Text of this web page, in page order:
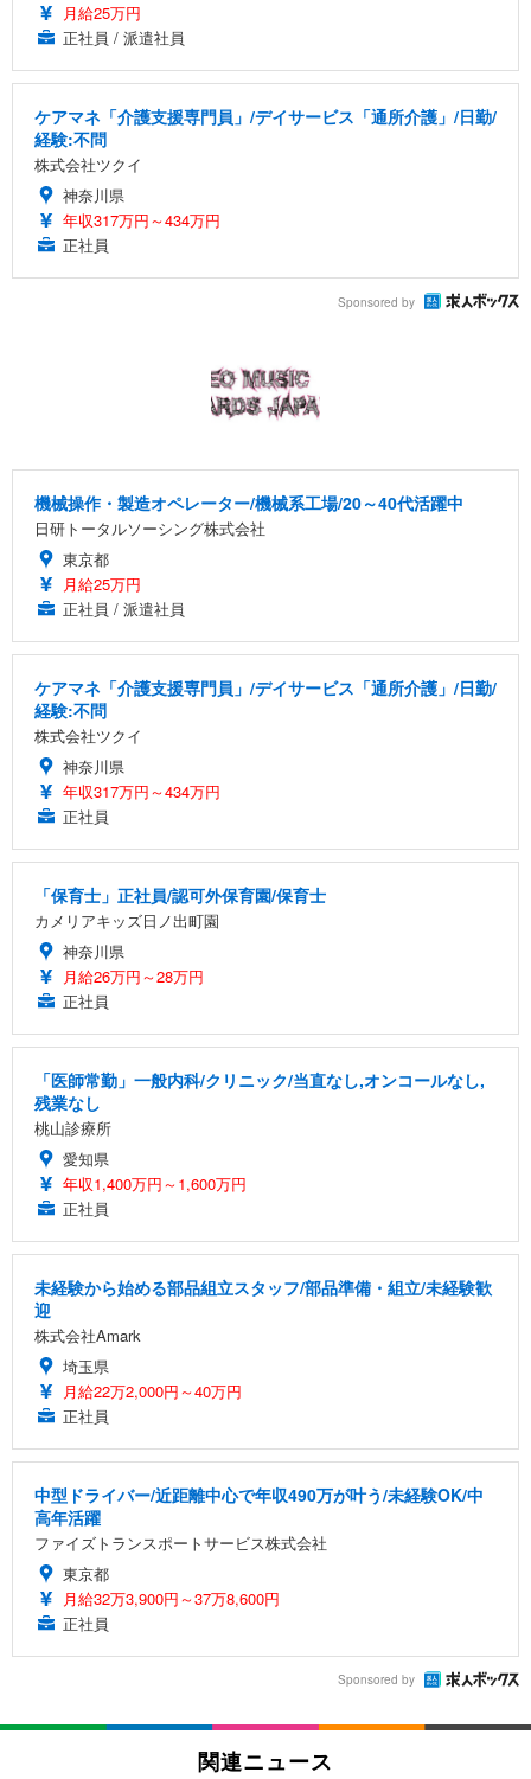
月給25万円
正社員 / 派遣社員
ケアマネ「介護支援専門員」/デイサービス「通所介護」/日勤/
経験:不問
株式会社ツクイ
神奈川県
年収317万円～434万円
正社員
Sponsored by
機械操作・製造オペレーター/機械系工場/20～40代活躍中
日研トータルソーシング株式会社
東京都
月給25万円
正社員 / 派遣社員
ケアマネ「介護支援専門員」/デイサービス「通所介護」/日勤/
経験:不問
株式会社ツクイ
神奈川県
年収317万円～434万円
正社員
「保育士」正社員/認可外保育園/保育士
カメリアキッズ日ノ出町園
神奈川県
月給26万円～28万円
正社員
「医師常勤」一般内科/クリニック/当直なし,オンコールなし,
残業なし
桃山診療所
愛知県
年収1,400万円～1,600万円
正社員
未経験から始める部品組立スタッフ/部品準備・組立/未経験歓
迎
株式会社Amark
埼玉県
月給22万2,000円～40万円
正社員
中型ドライバー/近距離中心で年収490万が叶う/未経験OK/中
高年活躍
ファイズトランスポートサービス株式会社
東京都
月給32万3,900円～37万8,600円
正社員
Sponsored by
関連ニュース